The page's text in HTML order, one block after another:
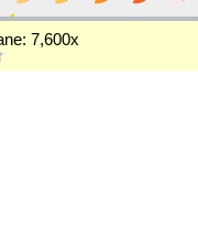
7,600x